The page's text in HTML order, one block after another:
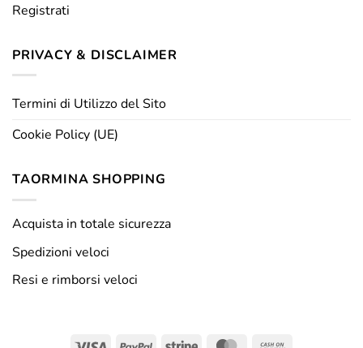
Registrati
PRIVACY & DISCLAIMER
Termini di Utilizzo del Sito
Cookie Policy (UE)
TAORMINA SHOPPING
Acquista in totale sicurezza
Spedizioni veloci
Resi e rimborsi veloci